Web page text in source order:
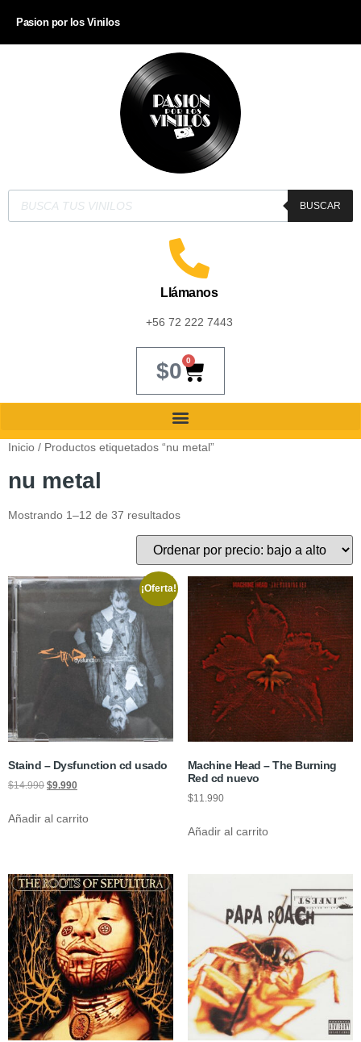
Pasion por los Vinilos
BUSCAR
Llámanos
+56 72 222 7443
$0 0
Inicio / Productos etiquetados “nu metal”
nu metal
Mostrando 1–12 de 37 resultados
¡Oferta!
Staind – Dysfunction cd usado
$14.990 $9.990
Añadir al carrito
Machine Head – The Burning
Red cd nuevo
$11.990
Añadir al carrito